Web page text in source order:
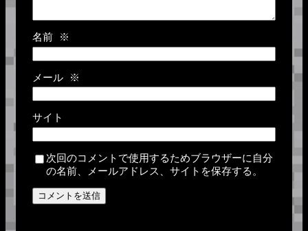
名前 ※
メール ※
サイト
次回のコメントで使用するためブラウザーに自分
の名前、メールアドレス、サイトを保存する。